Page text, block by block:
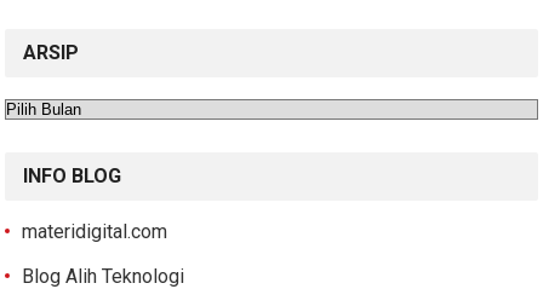
ARSIP
Arsip
INFO BLOG
materidigital.com
Blog Alih Teknologi